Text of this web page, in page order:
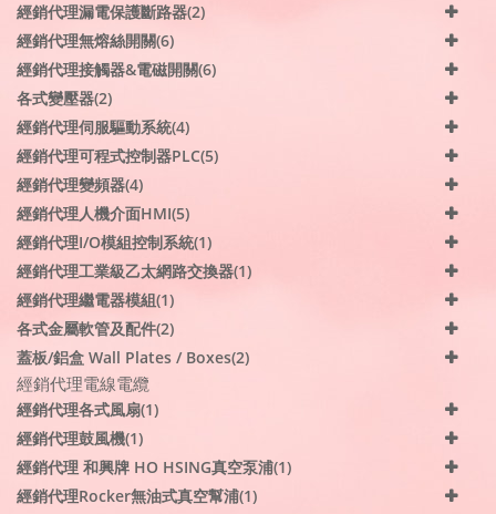
經銷代理漏電保護斷路器(2)
經銷代理無熔絲開關(6)
經銷代理接觸器&電磁開關(6)
各式變壓器(2)
經銷代理伺服驅動系統(4)
經銷代理可程式控制器PLC(5)
經銷代理變頻器(4)
經銷代理人機介面HMI(5)
經銷代理I/O模組控制系統(1)
經銷代理工業級乙太網路交換器(1)
經銷代理繼電器模組(1)
各式金屬軟管及配件(2)
蓋板/鋁盒 Wall Plates / Boxes(2)
經銷代理電線電纜
經銷代理各式風扇(1)
經銷代理鼓風機(1)
經銷代理 和興牌 HO HSING真空泵浦(1)
經銷代理Rocker無油式真空幫浦(1)